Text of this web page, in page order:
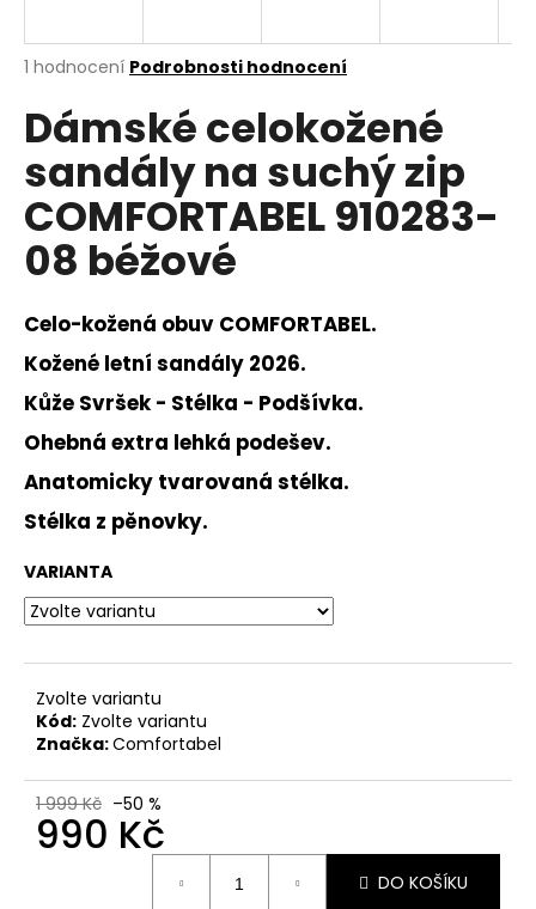
Průměrné
produktu
je
z
5
hvězdiček.
1 hodnocení Podrobnosti hodnocení
Dámské celokožené
sandály na suchý zip
COMFORTABEL 910283-
08 béžové
Celo-kožená obuv COMFORTABEL.
Kožené letní sandály 2026.
Kůže Svršek - Stélka - Podšívka.
Ohebná extra lehká podešev.
Anatomicky tvarovaná stélka.
Stélka z pěnovky.
VARIANTA
Zvolte variantu
Kód: Zvolte variantu
Značka:Comfortabel
1 999 Kč –50 %
990 Kč
DO KOŠÍKU
j
t
?
HLEDAT
D
o
p
o
r
u
č
u
j
e
e
DÁMSKÉ
SANDÁLY
NA
SUCHÝ
ZIP